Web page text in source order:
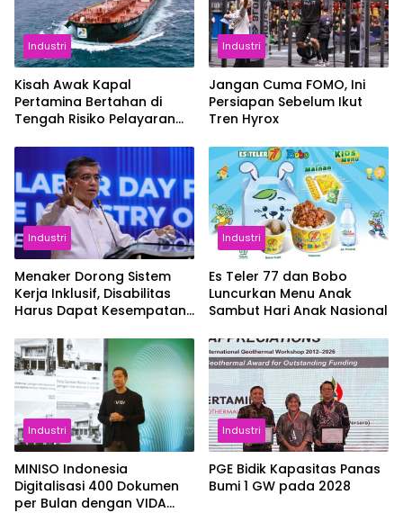
Industri
Kisah Awak Kapal
Pertamina Bertahan di
Tengah Risiko Pelayaran
Industri
Jangan Cuma FOMO, Ini
Persiapan Sebelum Ikut
Tren Hyrox
Industri
Menaker Dorong Sistem
Kerja Inklusif, Disabilitas
Harus Dapat Kesempatan
Industri
Es Teler 77 dan Bobo
Luncurkan Menu Anak
Sambut Hari Anak Nasional
Industri
MINISO Indonesia
Digitalisasi 400 Dokumen
per Bulan dengan VIDA
Industri
PGE Bidik Kapasitas Panas
Bumi 1 GW pada 2028